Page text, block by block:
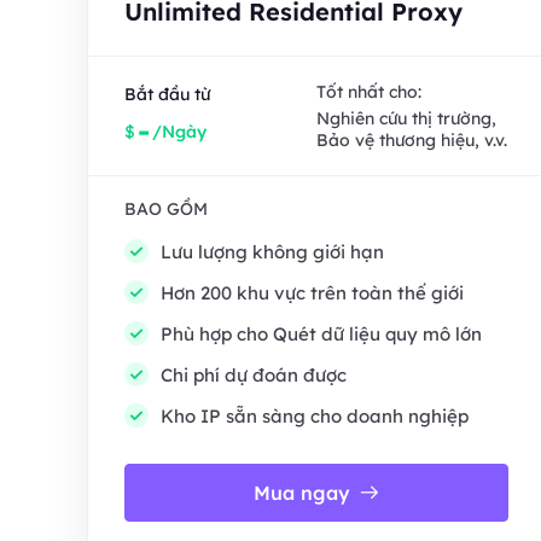
Unlimited Residential Proxy
Bắt đầu từ
$ -/Ngày
Tốt nhất cho:
Nghiên cứu thị trường,
Bảo vệ thương hiệu, v.v.
BAO GỒM
Lưu lượng không giới hạn
Hơn 200 khu vực trên toàn thế giới
Phù hợp cho Quét dữ liệu quy mô lớn
Chi phí dự đoán được
Kho IP sẵn sàng cho doanh nghiệp
Mua ngay